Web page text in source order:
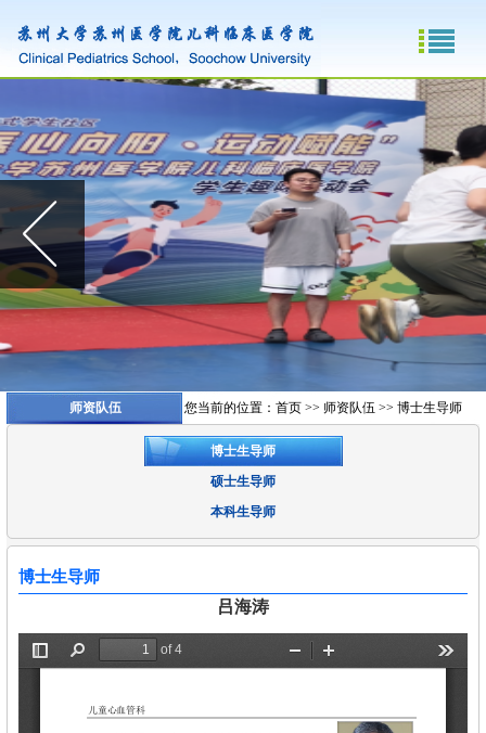
师资队伍 您当前的位置： 首页 >> 师资队伍 >> 博士生导师
博士生导师
硕士生导师
本科生导师
博士生导师
吕海涛